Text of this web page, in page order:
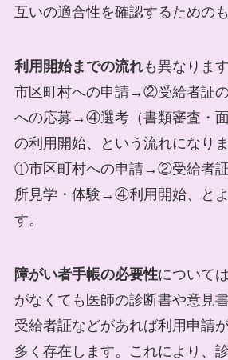
互いの適合性を確認するためのも
利用開始までの流れも異なりま
市区町村への申請→②受給者証
への応募→④選考（書類審査・
の利用開始、という流れになり
①市区町村への申請→②受給者
所見学・体験→④利用開始、と
す。
障がい者手帳の必要性について
がなくても医師の診断書や意見
受給者証などがあれば利用申請
多く存在します。これにより、